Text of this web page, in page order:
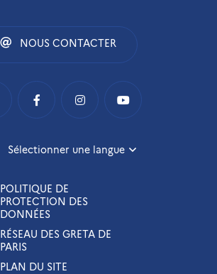
NOUS CONTACTER
Sélectionner une langue
POLITIQUE DE
PROTECTION DES
DONNÉES
RÉSEAU DES GRETA DE
PARIS
PLAN DU SITE